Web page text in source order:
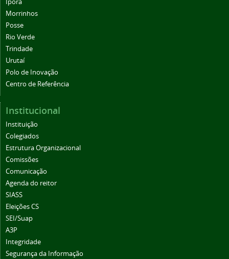
Iporá
Morrinhos
Posse
Rio Verde
Trindade
Urutaí
Polo de Inovação
Centro de Referência
Institucional
Instituição
Colegiados
Estrutura Organizacional
Comissões
Comunicação
Agenda do reitor
SIASS
Eleições CS
SEI/Suap
A3P
Integridade
Segurança da Informação